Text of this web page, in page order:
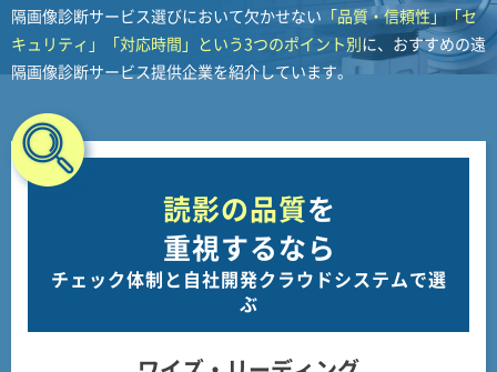
隔画像診断サービス選びにおいて欠かせない 「品質・信頼性」「セ
キュリティ」「対応時間」という3つのポイント別に、おすすめの遠
隔画像診断サービス提供企業を紹介しています。
読影の品質を
重視するなら
チェック体制と自社開発クラウドシステムで選
ぶ